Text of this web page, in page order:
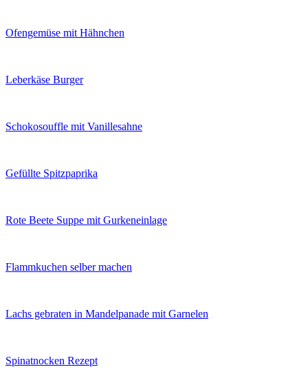
Ofengemüse mit Hähnchen
Leberkäse Burger
Schokosouffle mit Vanillesahne
Gefüllte Spitzpaprika
Rote Beete Suppe mit Gurkeneinlage
Flammkuchen selber machen
Lachs gebraten in Mandelpanade mit Garnelen
Spinatnocken Rezept